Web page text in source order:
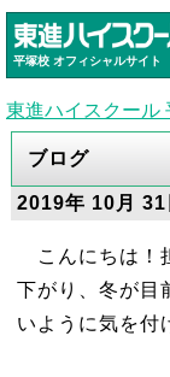
平塚校 オフィシャルサイト
東進ハイスクール
ブログ
2019年 10月
こんにちは！
下がり、冬が目
いように気を付